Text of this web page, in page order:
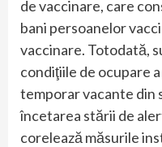
de vaccinare, care
bani persoanelor
vaccinare. Totodată,
condiţiile de ocupare
temporar vacante din
încetarea stării de
corelează măsurile